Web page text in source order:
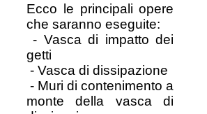
Ecco le principali opere
che saranno eseguite:
- Vasca di impatto dei
getti
- Vasca di dissipazione
- Muri di contenimento a
monte della vasca di